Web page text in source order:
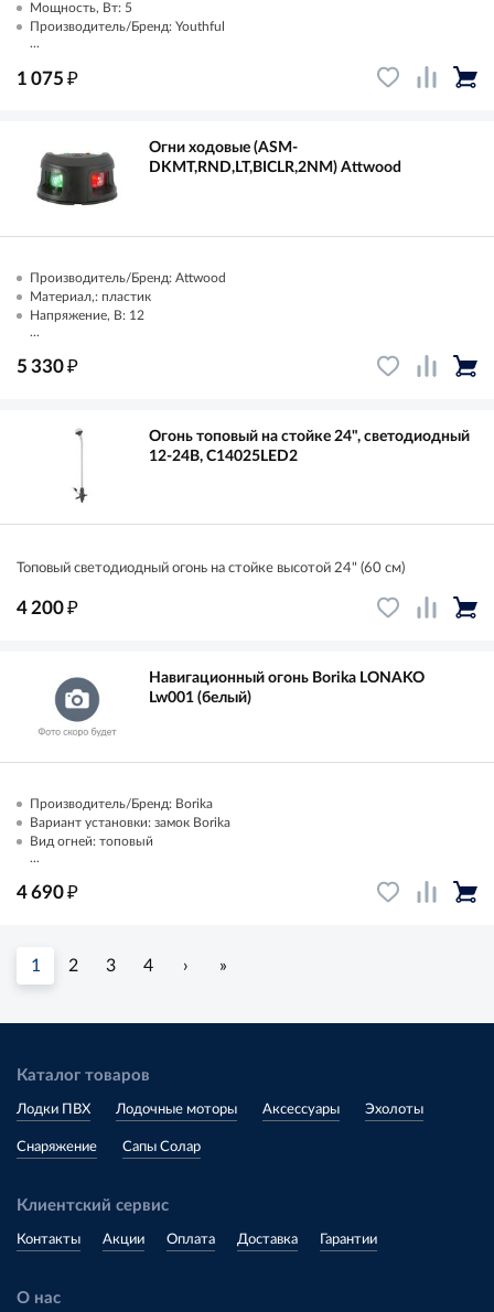
Мощность, Вт: 5
Производитель/Бренд: Youthful
...
1 075₽
Огни ходовые (ASM-
DKMT,RND,LT,BICLR,2NM) Attwood
Производитель/Бренд: Attwood
Материал,: пластик
Напряжение, В: 12
...
5 330₽
Огонь топовый на стойке 24", светодиодный
12-24В, C14025LED2
Топовый светодиодный огонь на стойке высотой 24" (60 см)
4 200₽
Навигационный огонь Borika LONAKO
Lw001 (белый)
Производитель/Бренд: Borika
Вариант установки: замок Borika
Вид огней: топовый
...
4 690₽
1 2 3 4 › »
Каталог товаров
Лодки ПВХ Лодочные моторы Аксессуары Эхолоты
Снаряжение Сапы Солар
Клиентский сервис
Контакты Акции Оплата Доставка Гарантии
О нас